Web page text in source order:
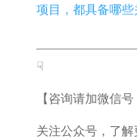
项目，都具备哪些
☟
【咨询请加微信
关注公众号，了解